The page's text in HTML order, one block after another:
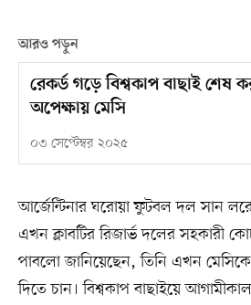
আরও পড়ুন
রেকর্ড গড়ে বিশ্বকাপ বাছাই শেষ
অপেক্ষায় মেসি
০৩ সেপ্টেম্বর ২০২৫
আর্জেন্টিনার ঘরোয়া ফুটবল দল সান
এখন ক্লাবটির রিজার্ভ দলের সহকারী
পাবলো জানিয়েছেন, তিনি এখন
দিতে চান। বিশ্বকাপ বাছাইয়ে